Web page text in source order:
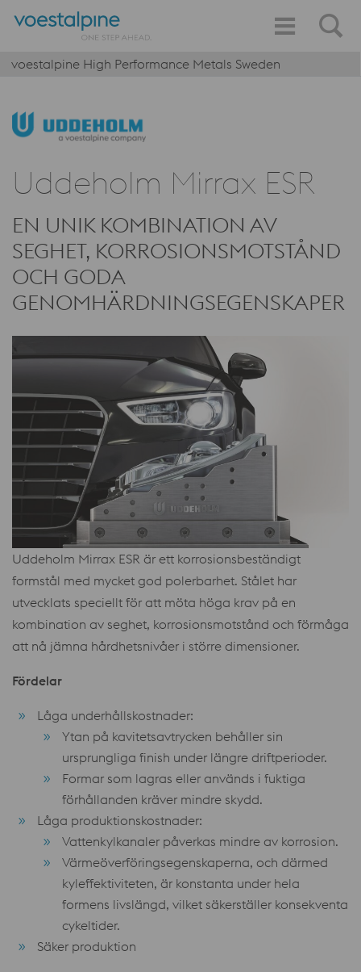
voestalpine High Performance Metals Sweden
Uddeholm Mirrax ESR
EN UNIK KOMBINATION AV
SEGHET, KORROSIONSMOTSTÅND
OCH GODA
GENOMHÄRDNINGSEGENSKAPER
Uddeholm Mirrax ESR är ett korrosionsbeständigt
formstål med mycket god polerbarhet. Stålet har
utvecklats speciellt för att möta höga krav på en
kombination av seghet, korrosionsmotstånd och förmåga
att nå jämna hårdhetsnivåer i större dimensioner.
Fördelar
Låga underhållskostnader:
Ytan på kavitetsavtrycken behåller sin
ursprungliga finish under längre driftperioder.
Formar som lagras eller används i fuktiga
förhållanden kräver mindre skydd.
Låga produktionskostnader:
Vattenkylkanaler påverkas mindre av korrosion.
Värmeöverföringsegenskaperna, och därmed
kyleffektiviteten, är konstanta under hela
formens livslängd, vilket säkerställer konsekventa
cykeltider.
Säker produktion